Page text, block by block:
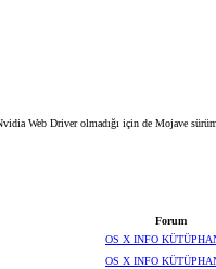
Web Driver olmadığı için de Mojave
Forum
OS X INFO
OS X INFO